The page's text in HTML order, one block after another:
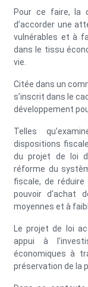
Pour ce faire, la
d’accorder une
vulnérables et à
dans le tissu
vie.
Citée dans un
s’inscrit dans le
développement
Telles
dispositions
du projet de loi
réforme du
fiscale, de
pouvoir d'achat
moyennes et à
Le projet de loi
appui à
économiques à
préservation de la